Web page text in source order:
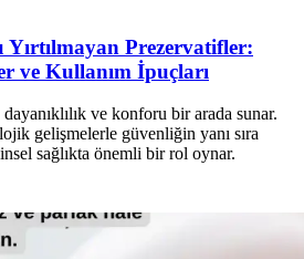
Prezervatifler:
ve Kullanım İpuçları
ve konforu bir arada sunar.
gelişmelerle güvenliğin yanı sıra
sağlıkta önemli bir rol oynar.